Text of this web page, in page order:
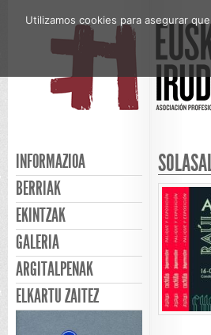
INFORMAZIOA
BERRIAK
EKINTZAK
GALERIA
ARGITALPENAK
ELKARTU ZAITEZ
Utilizamos cookies para asegurar